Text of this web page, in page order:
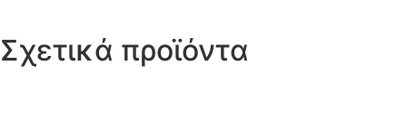
Σχετικά προϊόντα